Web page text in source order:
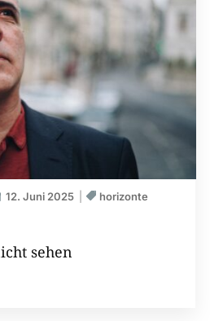
12. Juni 2025 horizonte
sehen